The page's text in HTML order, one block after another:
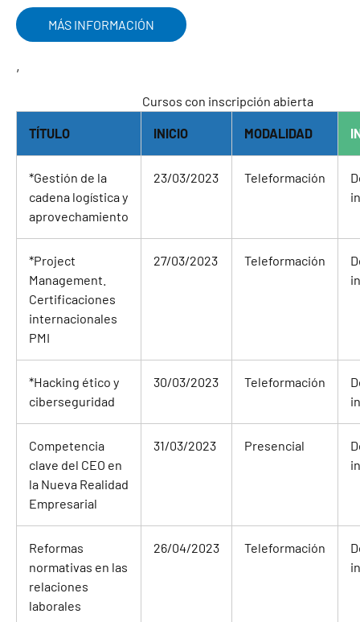
MÁS INFORMACIÓN
,
Cursos con inscripción abierta
TÍTULO INICIO MODALIDAD
*Gestión de la
cadena logística y
aprovechamiento
23/03/2023 Teleformación
*Project
Management.
Certificaciones
internacionales
PMI
27/03/2023 Teleformación
*Hacking ético y
ciberseguridad
30/03/2023 Teleformación
Competencia
clave del CEO en
la Nueva Realidad
Empresarial
31/03/2023 Presencial
Reformas
normativas en las
relaciones
laborales
26/04/2023 Teleformación